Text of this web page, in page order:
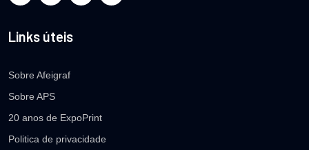
Links úteis
Sobre Afeigraf
Sobre APS
20 anos de ExpoPrint
Politica de privacidade